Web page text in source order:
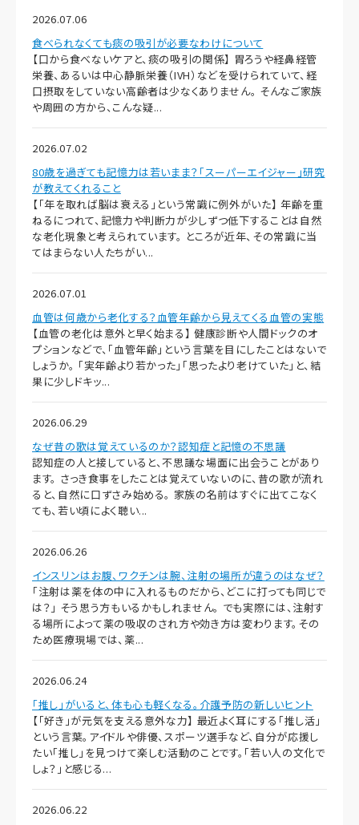
2026.07.06
食べられなくても痰の吸引が必要なわけについて
【口から食べないケアと、痰の吸引の関係】 胃ろうや経鼻経管
栄養、あるいは中心静脈栄養（IVH）などを受けられていて、経
口摂取をしていない高齢者は少なくありません。 そんなご家族
や周囲の方から、こんな疑...
2026.07.02
80歳を過ぎても記憶力は若いまま？「スーパーエイジャー」研究
が教えてくれること
【「年を取れば脳は衰える」という常識に例外がいた】 年齢を重
ねるにつれて、記憶力や判断力が少しずつ低下することは自然
な老化現象と考えられています。 ところが近年、その常識に当
てはまらない人たちがい...
2026.07.01
血管は何歳から老化する？血管年齢から見えてくる血管の実態
【血管の老化は意外と早く始まる】 健康診断や人間ドックのオ
プションなどで、「血管年齢」という言葉を目にしたことはないで
しょうか。 「実年齢より若かった」「思ったより老けていた」と、結
果に少しドキッ...
2026.06.29
なぜ昔の歌は覚えているのか？認知症と記憶の不思議
認知症の人と接していると、不思議な場面に出会うことがあり
ます。 さっき食事をしたことは覚えていないのに、昔の歌が流れ
ると、自然に口ずさみ始める。 家族の名前はすぐに出てこなく
ても、若い頃によく聴い...
2026.06.26
インスリンはお腹、ワクチンは腕、注射の場所が違うのはなぜ？
「注射は薬を体の中に入れるものだから、どこに打っても同じで
は？」 そう思う方もいるかもしれません。 でも実際には、注射す
る場所によって薬の吸収のされ方や効き方は変わります。その
ため医療現場では、薬...
2026.06.24
「推し」がいると、体も心も軽くなる。介護予防の新しいヒント
【「好き」が元気を支える意外な力】 最近よく耳にする「推し活」
という言葉。アイドルや俳優、スポーツ選手など、自分が応援し
たい「推し」を見つけて楽しむ活動のことです。「若い人の文化で
しょ？」と感じる...
2026.06.22